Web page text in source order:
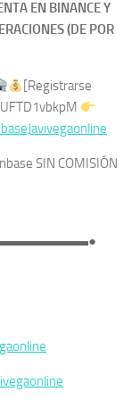
EN BINANCE Y
(DE POR
[Registrarse
SIN COMISIÓN